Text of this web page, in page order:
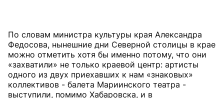
По словам министра культуры края Александра
Федосова, нынешние дни Северной столицы в крае
можно отметить хотя бы именно потому, что они
«захватили» не только краевой центр: артисты
одного из двух приехавших к нам «знаковых»
коллективов - балета Мариинского театра -
выступили, помимо Хабаровска, и в